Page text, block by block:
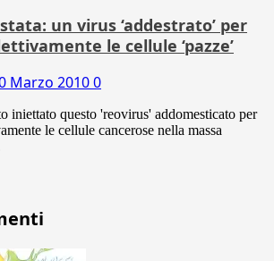
un virus ‘addestrato’ per
le cellule ‘pazze’
Marzo 20100
iniettato questo 'reovirus' addomesticato per
le cellule cancerose nella massa